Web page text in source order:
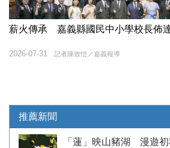
薪火傳承 嘉義縣國民中小學校長佈
記者陳致愷／嘉義報導
2026-07-31
推薦新聞
「蓮」映山豬湖 漫遊